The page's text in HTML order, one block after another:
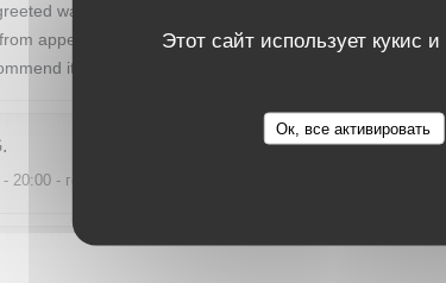
Этот сайт использует кукис
Ок, все активировать
warmly and seated promptly. The menu was
appetizers to main to dessert. The wine pairings
it to anyone looking for a marvelous dining
- 20:00 - гости 6